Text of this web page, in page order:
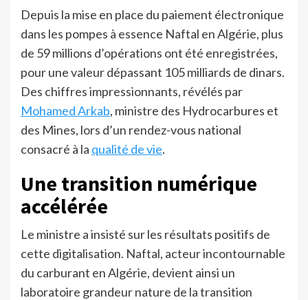
Depuis la mise en place du paiement électronique
dans les pompes à essence Naftal en Algérie, plus
de 59 millions d’opérations ont été enregistrées,
pour une valeur dépassant 105 milliards de dinars.
Des chiffres impressionnants, révélés par
Mohamed Arkab, ministre des Hydrocarbures et
des Mines, lors d’un rendez-vous national
consacré à la qualité de vie.
Une transition numérique
accélérée
Le ministre a insisté sur les résultats positifs de
cette digitalisation. Naftal, acteur incontournable
du carburant en Algérie, devient ainsi un
laboratoire grandeur nature de la transition